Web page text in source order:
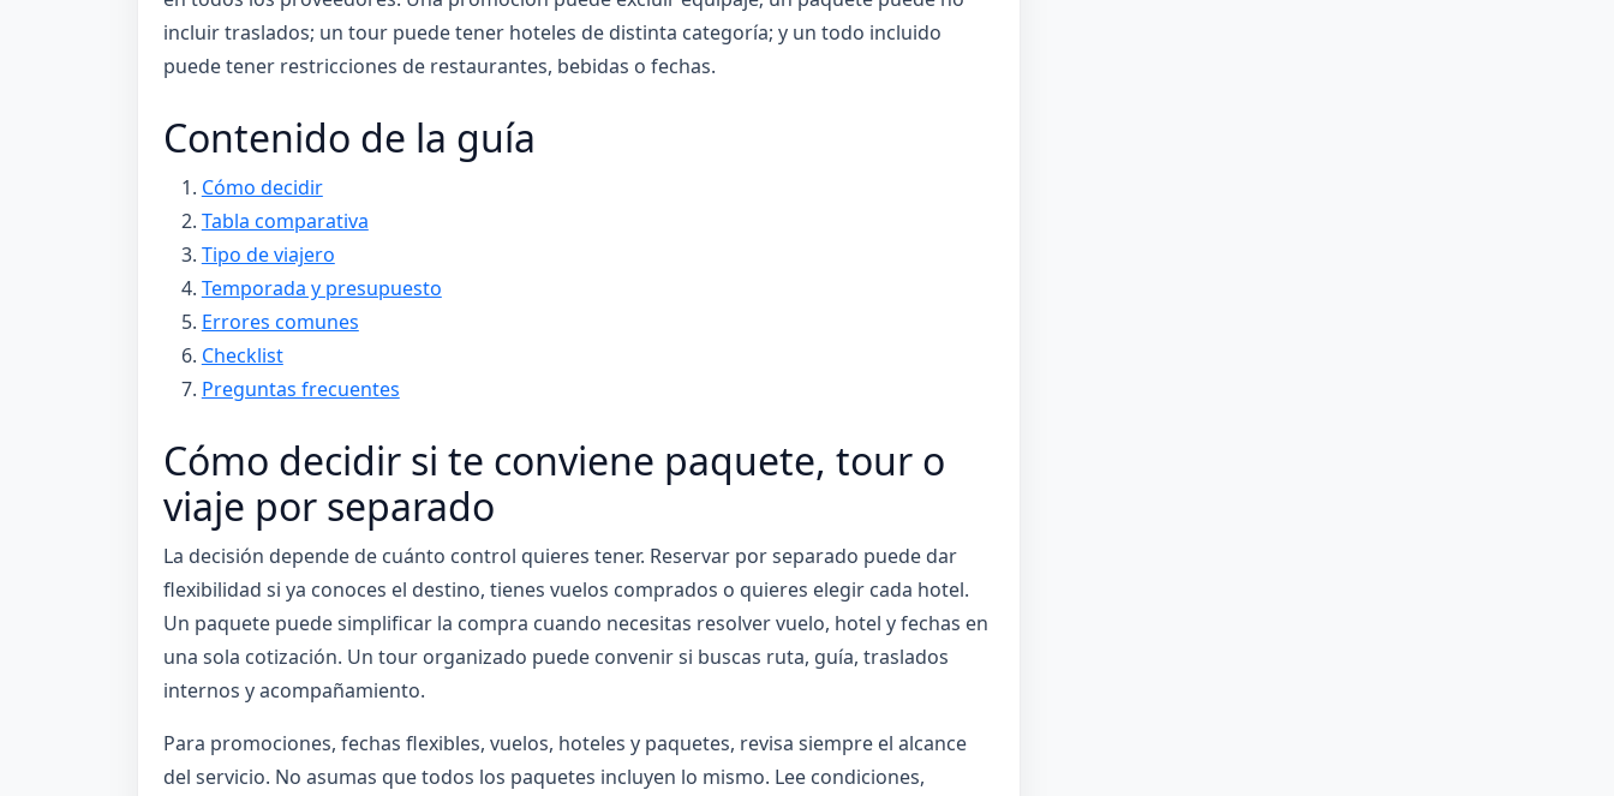
incluir traslados; un tour puede tener hoteles de distinta categoría; y un todo incluido
puede tener restricciones de restaurantes, bebidas o fechas.
Contenido de la guía
Cómo decidir
Tabla comparativa
Tipo de viajero
Temporada y presupuesto
Errores comunes
Checklist
Preguntas frecuentes
Cómo decidir si te conviene paquete, tour o
viaje por separado
La decisión depende de cuánto control quieres tener. Reservar por separado puede dar
flexibilidad si ya conoces el destino, tienes vuelos comprados o quieres elegir cada hotel.
Un paquete puede simplificar la compra cuando necesitas resolver vuelo, hotel y fechas en
una sola cotización. Un tour organizado puede convenir si buscas ruta, guía, traslados
internos y acompañamiento.
Para promociones, fechas flexibles, vuelos, hoteles y paquetes, revisa siempre el alcance
del servicio. No asumas que todos los paquetes incluyen lo mismo. Lee condiciones,